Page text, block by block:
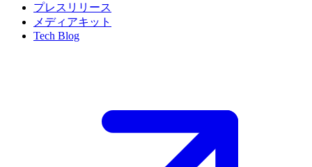
プレスリリース
メディアキット
Tech Blog